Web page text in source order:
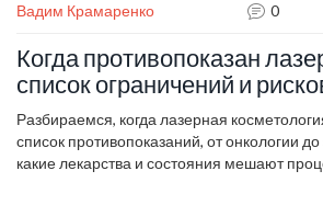
Вадим Крамаренко 0
Когда противопоказан
список ограничений и
косметологии
Разбираемся, когда лазерная
список противопоказаний, от онкологии до
какие лекарства и состояния мешают